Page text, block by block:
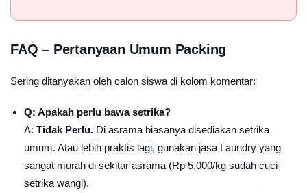
FAQ – Pertanyaan Umum Packing
Sering ditanyakan oleh calon siswa di kolom komentar:
Q: Apakah perlu bawa setrika?
A: Tidak Perlu. Di asrama biasanya disediakan setrika
umum. Atau lebih praktis lagi, gunakan jasa Laundry yang
sangat murah di sekitar asrama (Rp 5.000/kg sudah cuci-
setrika wangi).